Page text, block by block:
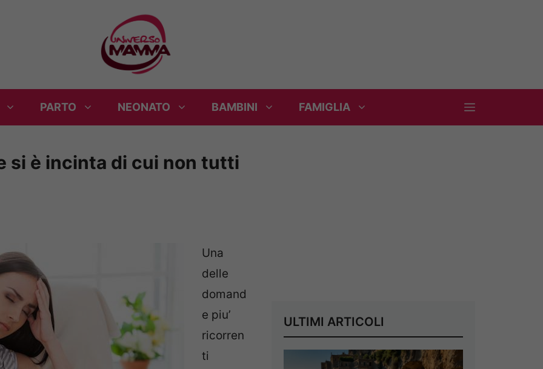
PARTO NEONATO BAMBINI FAMIGLIA
si è incinta di cui non tutti
Una
delle
domand
e piu’
ricorren
ti
ULTIMI ARTICOLI